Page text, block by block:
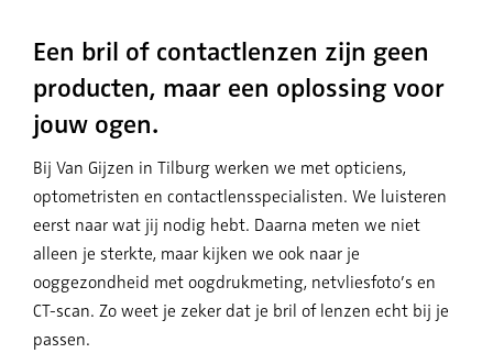
Een bril of contactlenzen zijn geen
producten, maar een oplossing voor
jouw ogen.
Bij Van Gijzen in Tilburg werken we met opticiens,
optometristen en contactlensspecialisten. We luisteren
eerst naar wat jij nodig hebt. Daarna meten we niet
alleen je sterkte, maar kijken we ook naar je
ooggezondheid met oogdrukmeting, netvliesfoto’s en
CT-scan. Zo weet je zeker dat je bril of lenzen echt bij je
passen.